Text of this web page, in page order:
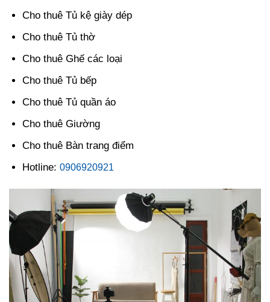
Cho thuê Tủ kệ giày dép
Cho thuê Tủ thờ
Cho thuê Ghế các loại
Cho thuê Tủ bếp
Cho thuê Tủ quần áo
Cho thuê Giường
Cho thuê Bàn trang điểm
Hotline: 0906920921